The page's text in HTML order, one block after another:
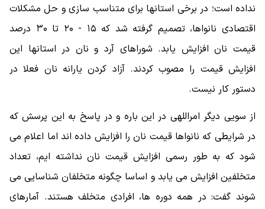
نداده است؛ در برخی استانها برای متناسب سازی و حل مشکلات
اقتصادی نانواها، تصمیم گرفته شد که ۱۵ - ۲۰ تا ۳۰ درصد
قیمت نان افزایش یابد. شوراهای آرد و نان در استانها این
افزایش قیمت را مصوب کردند. آزاد کردن یارانه نان فعلا در
دستور کار نیست.
از سویی دیگر امراللهی در این باره و در پاسخ به این پرسش که
در شرایطی که نانواها قیمت نان را افزایش داده اند اما اعلام می
شود که به طور رسمی افزایش قیمت نان نداشته ایم، تعداد
متخلفین افزایش می یابد و اساسا چگونه متخلفان شناسایی می
شوند گفت: در همه دوره ها، افرادی متخلف هستند. آمارهای